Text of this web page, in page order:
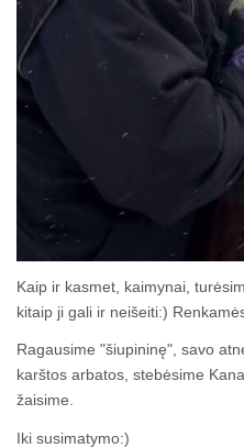
Kaip ir kasmet, kaimynai,
kitaip ji gali ir neišeiti:)
Ragausime "šiupininę", savo
karštos arbatos, stebėsime
žaisime.
Iki susimatymo:)